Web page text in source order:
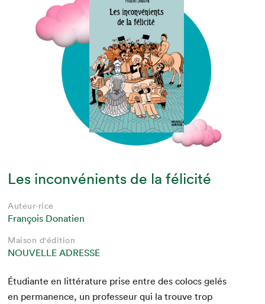
Les inconvénients de la félicité
Auteur·rice
François Donatien
Maison d'édition
NOUVELLE ADRESSE
Étu­di­ante en lit­téra­ture prise entre des colocs gelés
en per­ma­nence, un pro­fesseur qui la trou­ve trop